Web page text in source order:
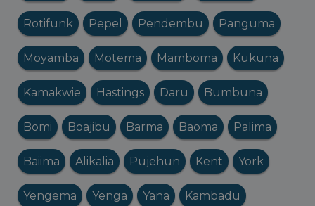
Rotifunk Pepel Pendembu Panguma
Moyamba Motema Mamboma Kukuna
Kamakwie Hastings Daru Bumbuna
Bomi Boajibu Barma Baoma Palima
Baiima Alikalia Pujehun Kent York
Yengema Yenga Yana Kambadu